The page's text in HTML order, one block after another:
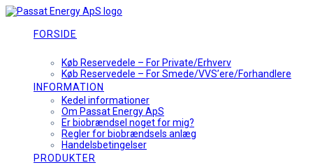
Skip
contentFORSIDE
Køb Reservedele – For Private/Erhverv
Køb Reservedele – For Smede/VVS’ere/Forhandlere
INFORMATION
Kedel informationer
Om Passat Energy ApS
Er biobrændsel noget for mig?
Regler for biobrændsels anlæg
Handelsbetingelser
PRODUKTER